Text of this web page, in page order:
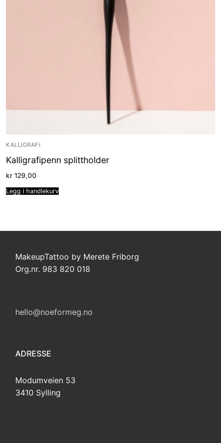
KALLIGRAFI
Kalligrafipenn splittholder
kr 129,00
Legg i handlekurv
MakeupTattoo by Merete Friborg
Org.nr. 983 820 018
hello@noeformeg.no
ADRESSE
Modumveien 53
3410 Sylling